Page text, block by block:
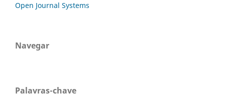
Open Journal Systems
Navegar
Palavras-chave